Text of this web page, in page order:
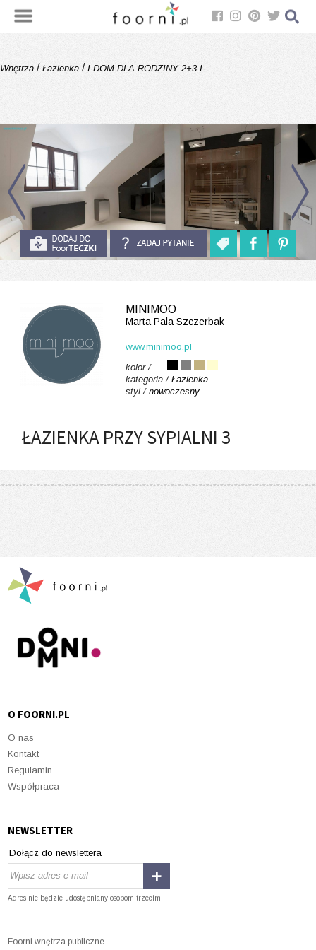
Wnętrza / Łazienka / I DOM DLA RODZINY 2+3 I
MINIMOO
Marta Pala Szczerbak
www.minimoo.pl
kolor /
kategoria / Łazienka
styl / nowoczesny
ŁAZIENKA PRZY SYPIALNI 3
O FOORNI.PL
O nas
Kontakt
Regulamin
Współpraca
NEWSLETTER
Dołącz do newslettera
Adres nie będzie udostępniany osobom trzecim!
Foorni wnętrza publiczne